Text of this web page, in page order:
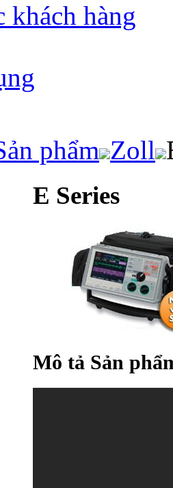
khách hàng
phẩm Zoll
E Series
Mô tả Sản